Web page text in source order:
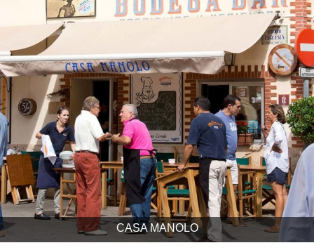
CASA MANOLO